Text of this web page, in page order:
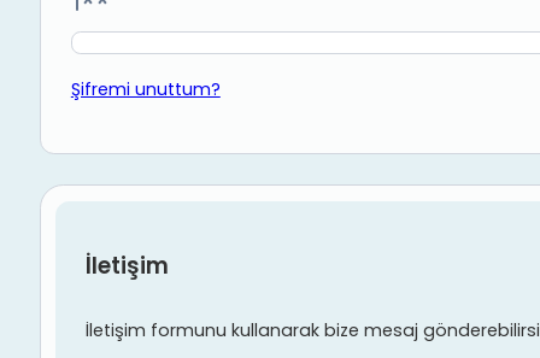
Şifremi unuttum?
İletişim
İletişim formunu kullanarak bize mesaj